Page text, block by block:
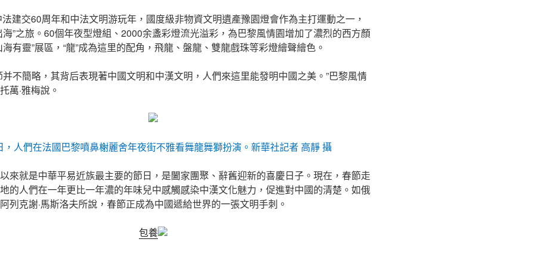
建交60周年和中法文明游玩年，國度級非物資文明遺產豫園燈會作為主打運動之一，
海”之旅。60個年夜型燈組、2000余盞彩燈流光溢彩，為巴黎風情園增加了濃烈的西方顏
有靈”展區，“龍”成為這里的配角，飛龍、盤龍、雙龍戲珠等彩燈繪聲繪色。
并不簡略，其背后表現著中國文明和中漢文明，人們來這里能發明中國之美。”巴黎風情
萬·雅梅說。
，人們在法國巴黎噴鼻榭麗舍年夜街不雅看舞龍舞獅扮演。 新華社記者 高靜 攝
來就是中華平易近族最主要的節日，是闔家團聚、辭舊迎新的喜慶日子。現在，春節走
的人們在一年更比一年濃的年味兒中感觸感染中漢文化魅力，促進對中國的清楚。如俄
列克謝·馬斯洛夫所說，春節正成為中國遞給世界的一張文明手刺。
包養